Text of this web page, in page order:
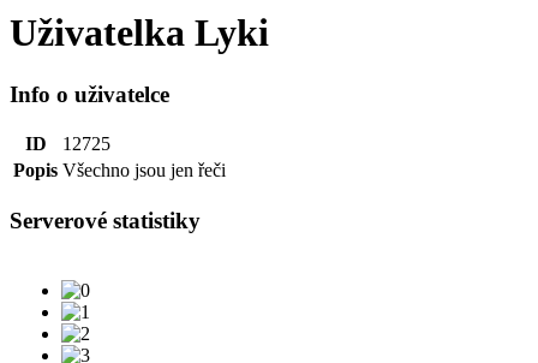
Uživatelka Lyki
Info o uživatelce
ID
12725
Popis Všechno jsou jen řeči
Serverové statistiky